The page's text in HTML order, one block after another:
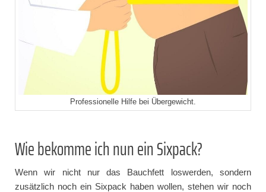
Professionelle Hilfe bei Übergewicht.
Wie bekomme ich nun ein Sixpack?
Wenn wir nicht nur das Bauchfett loswerden, sondern
zusätzlich noch ein Sixpack haben wollen, stehen wir noch